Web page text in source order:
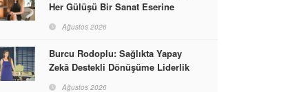
Her Gülüşü Bir Sanat Eserine
Ağustos 2026
Burcu Rodoplu: Sağlıkta Yapay
Zekâ Destekli Dönüşüme Liderlik
Ağustos 2026